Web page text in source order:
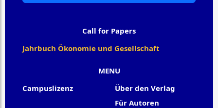
MENU
Campuslizenz
Über den Verlag
Für Autoren
Call for Papers
Jahrbuch Ökonomie und Gesellschaft